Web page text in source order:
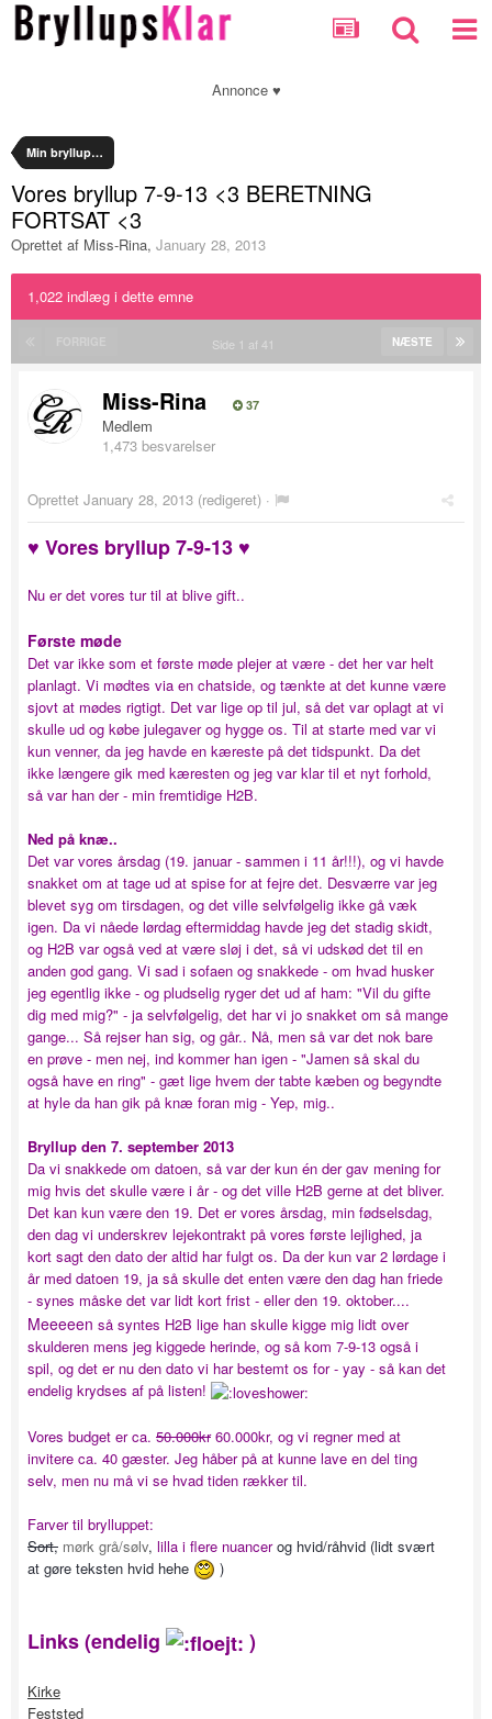
Annonce ♥
Min bryllupsplanlægning
Vores bryllup 7-9-13 <3 BERETNING
FORTSAT <3
Oprettet af Miss-Rina, January 28, 2013
1,022 indlæg i dette emne
NÆSTE
Side 1 af 41
Miss-Rina 37
Medlem
1,473 besvarelser
Oprettet January 28, 2013 (redigeret) ·
♥ Vores bryllup 7-9-13 ♥
Nu er det vores tur til at blive gift..
Første møde
Det var ikke som et første møde plejer at være - det her var helt
planlagt. Vi mødtes via en chatside, og tænkte at det kunne være
sjovt at mødes rigtigt. Det var lige op til jul, så det var oplagt at vi
skulle ud og købe julegaver og hygge os. Til at starte med var vi
kun venner, da jeg havde en kæreste på det tidspunkt. Da det
ikke længere gik med kæresten og jeg var klar til et nyt forhold,
så var han der - min fremtidige H2B.
Ned på knæ..
Det var vores årsdag (19. januar - sammen i 11 år!!!), og vi havde
snakket om at tage ud at spise for at fejre det. Desværre var jeg
blevet syg om tirsdagen, og det ville selvfølgelig ikke gå væk
igen. Da vi nåede lørdag eftermiddag havde jeg det stadig skidt,
og H2B var også ved at være sløj i det, så vi udskød det til en
anden god gang. Vi sad i sofaen og snakkede - om hvad husker
jeg egentlig ikke - og pludselig ryger det ud af ham: "Vil du gifte
dig med mig?" - ja selvfølgelig, det har vi jo snakket om så mange
gange... Så rejser han sig, og går.. Nå, men så var det nok bare
en prøve - men nej, ind kommer han igen - "Jamen så skal du
også have en ring" - gæt lige hvem der tabte kæben og begyndte
at hyle da han gik på knæ foran mig - Yep, mig..
Bryllup den 7. september 2013
Da vi snakkede om datoen, så var der kun én der gav mening for
mig hvis det skulle være i år - og det ville H2B gerne at det bliver.
Det kan kun være den 19. Det er vores årsdag, min fødselsdag,
den dag vi underskrev lejekontrakt på vores første lejlighed, ja
kort sagt den dato der altid har fulgt os. Da der kun var 2 lørdage i
år med datoen 19, ja så skulle det enten være den dag han friede
- synes måske det var lidt kort frist - eller den 19. oktober....
Meeeeen så syntes H2B lige han skulle kigge mig lidt over
skulderen mens jeg kiggede herinde, og så kom 7-9-13 også i
spil, og det er nu den dato vi har bestemt os for - yay - så kan det
endelig krydses af på listen!
Vores budget er ca. 50.000kr60.000kr, og vi regner med at
invitere ca. 40 gæster. Jeg håber på at kunne lave en del ting
selv, men nu må vi se hvad tiden rækker til.
Farver til brylluppet:
Sort, mørk grå/sølv, lilla i flere nuancerog hvid/råhvid (lidt svært
at gøre teksten hvid hehe
)
Links (endelig )
Kirke
Feststed